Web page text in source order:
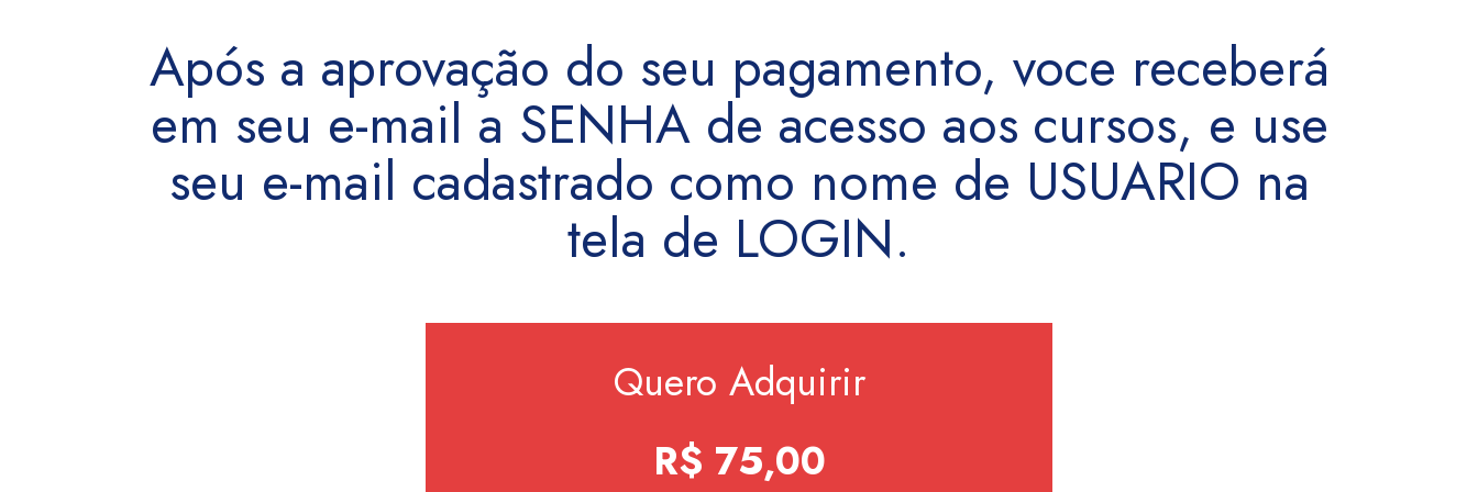
Após a aprovação do seu pagamento, voce receberá
em seu e-mail a SENHA de acesso aos cursos, e use
seu e-mail cadastrado como nome de USUARIO na
tela de LOGIN.
Quero Adquirir
R$ 75,00